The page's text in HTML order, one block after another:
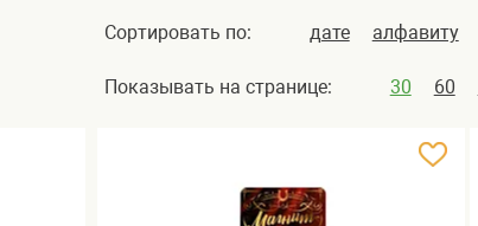
Сортировать по: дате алфавиту
Показывать на странице: 30 60